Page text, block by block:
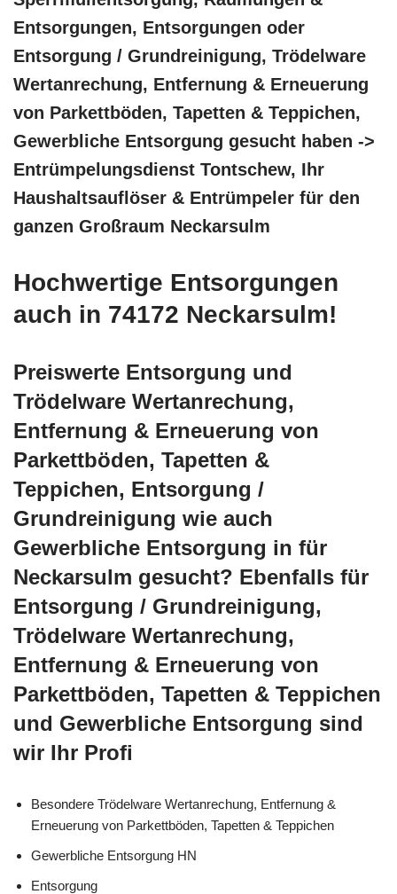
Entsorgungen, Entsorgungen oder
Entsorgung / Grundreinigung, Trödelware
Wertanrechung, Entfernung & Erneuerung
von Parkettböden, Tapetten & Teppichen,
Gewerbliche Entsorgung gesucht haben ->
Entrümpelungsdienst Tontschew, Ihr
Haushaltsauflöser & Entrümpeler für den
ganzen Großraum Neckarsulm
Hochwertige Entsorgungen
auch in 74172 Neckarsulm!
Preiswerte Entsorgung und
Trödelware Wertanrechung,
Entfernung & Erneuerung von
Parkettböden, Tapetten &
Teppichen, Entsorgung /
Grundreinigung wie auch
Gewerbliche Entsorgung in für
Neckarsulm gesucht? Ebenfalls für
Entsorgung / Grundreinigung,
Trödelware Wertanrechung,
Entfernung & Erneuerung von
Parkettböden, Tapetten & Teppichen
und Gewerbliche Entsorgung sind
wir Ihr Profi
Besondere Trödelware Wertanrechung, Entfernung &
Erneuerung von Parkettböden, Tapetten & Teppichen
Gewerbliche Entsorgung HN
Entsorgung